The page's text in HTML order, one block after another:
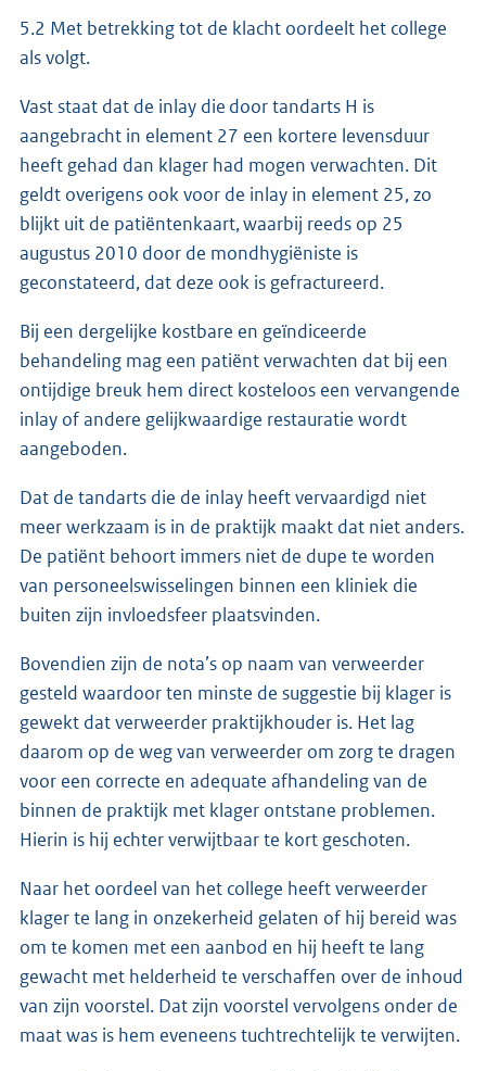
5.2 Met betrekking tot de klacht oordeelt het college
als volgt.
Vast staat dat de inlay die door tandarts H is
aangebracht in element 27 een kortere levensduur
heeft gehad dan klager had mogen verwachten. Dit
geldt overigens ook voor de inlay in element 25, zo
blijkt uit de patiëntenkaart, waarbij reeds op 25
augustus 2010 door de mondhygiëniste is
geconstateerd, dat deze ook is gefractureerd.
Bij een dergelijke kostbare en geïndiceerde
behandeling mag een patiënt verwachten dat bij een
ontijdige breuk hem direct kosteloos een vervangende
inlay of andere gelijkwaardige restauratie wordt
aangeboden.
Dat de tandarts die de inlay heeft vervaardigd niet
meer werkzaam is in de praktijk maakt dat niet anders.
De patiënt behoort immers niet de dupe te worden
van personeelswisselingen binnen een kliniek die
buiten zijn invloedsfeer plaatsvinden.
Bovendien zijn de nota’s op naam van verweerder
gesteld waardoor ten minste de suggestie bij klager is
gewekt dat verweerder praktijkhouder is. Het lag
daarom op de weg van verweerder om zorg te dragen
voor een correcte en adequate afhandeling van de
binnen de praktijk met klager ontstane problemen.
Hierin is hij echter verwijtbaar te kort geschoten.
Naar het oordeel van het college heeft verweerder
klager te lang in onzekerheid gelaten of hij bereid was
om te komen met een aanbod en hij heeft te lang
gewacht met helderheid te verschaffen over de inhoud
van zijn voorstel. Dat zijn voorstel vervolgens onder de
maat was is hem eveneens tuchtrechtelijk te verwijten.